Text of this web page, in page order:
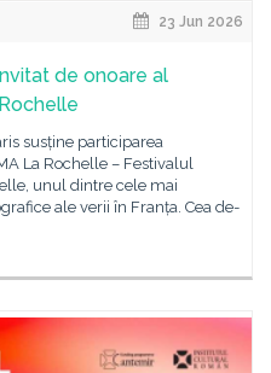
23 Jun 2026
de onoare al
susține participarea
La Rochelle – Festivalul
unul dintre cele mai
ale verii în Franța. Cea de-